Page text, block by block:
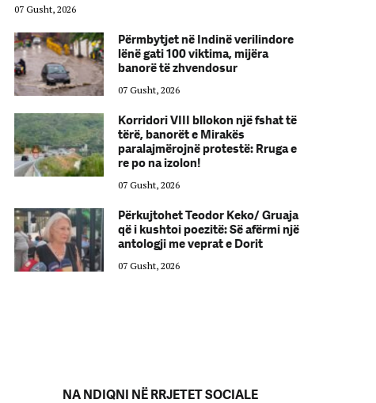
07 Gusht, 2026
Përmbytjet në Indinë verilindore
lënë gati 100 viktima, mijëra
banorë të zhvendosur
07 Gusht, 2026
Korridori VIII bllokon një fshat të
tërë, banorët e Mirakës
paralajmërojnë protestë: Rruga e
re po na izolon!
07 Gusht, 2026
Përkujtohet Teodor Keko/ Gruaja
që i kushtoi poezitë: Së afërmi një
antologji me veprat e Dorit
07 Gusht, 2026
NA NDIQNI NË RRJETET SOCIALE